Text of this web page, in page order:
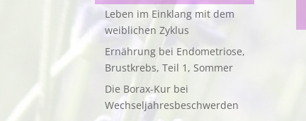
Leben im Einklang mit dem
weiblichen Zyklus
Ernährung bei Endometriose,
Brustkrebs, Teil 1, Sommer
Die Borax-Kur bei
Wechseljahresbeschwerden